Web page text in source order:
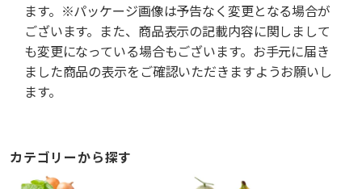
ます。※パッケージ画像は予告なく変更となる場合が
ございます。また、商品表示の記載内容に関しまして
も変更になっている場合もございます。お手元に届き
ました商品の表示をご確認いただきますようお願いし
ます。
カテゴリーから探す